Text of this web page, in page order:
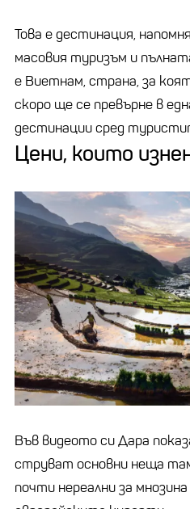
Това е дестинация,
масовия туризъм и
е Виетнам, страна, за
скоро ще се превърне в
дестинации сред
Цени, които
Във видеото си Дара
струват основни неща
почти нереални за